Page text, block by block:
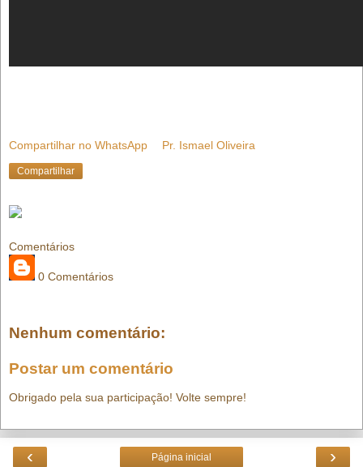
Compartilhar no WhatsApp Pr. Ismael Oliveira
Compartilhar
Comentários
0 Comentários
Nenhum comentário:
Postar um comentário
Obrigado pela sua participação! Volte sempre!
‹ ›
Página inicial